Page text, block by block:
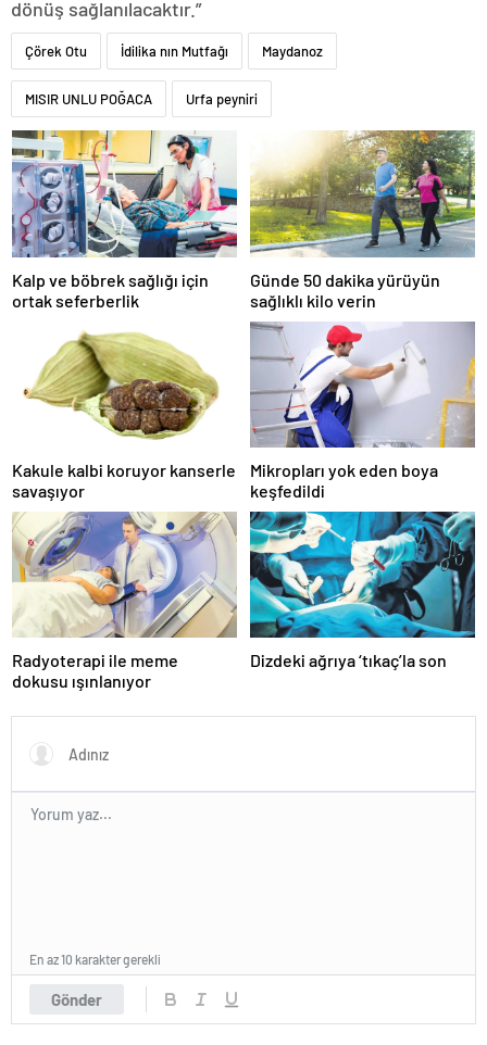
dönüş sağlanılacaktır.”
Çörek Otu İdilika nın Mutfağı Maydanoz
MISIR UNLU POĞACA Urfa peyniri
Kalp ve böbrek sağlığı için
ortak seferberlik
Günde 50 dakika yürüyün
sağlıklı kilo verin
Kakule kalbi koruyor kanserle
savaşıyor
Mikropları yok eden boya
keşfedildi
Radyoterapi ile meme
dokusu ışınlanıyor
Dizdeki ağrıya ‘tıkaç’la son
Gönder
En az 10 karakter gerekli